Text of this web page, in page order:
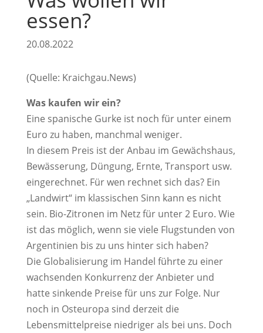
essen?
20.08.2022
(Quelle: Kraichgau.News)
Was kaufen wir ein?
Eine spanische Gurke ist noch für unter einem
Euro zu haben, manchmal weniger.
In diesem Preis ist der Anbau im Gewächshaus,
Bewässerung, Düngung, Ernte, Transport usw.
eingerechnet. Für wen rechnet sich das? Ein
„Landwirt“ im klassischen Sinn kann es nicht
sein. Bio-Zitronen im Netz für unter 2 Euro. Wie
ist das möglich, wenn sie viele Flugstunden von
Argentinien bis zu uns hinter sich haben?
Die Globalisierung im Handel führte zu einer
wachsenden Konkurrenz der Anbieter und
hatte sinkende Preise für uns zur Folge. Nur
noch in Osteuropa sind derzeit die
Lebensmittelpreise niedriger als bei uns. Doch